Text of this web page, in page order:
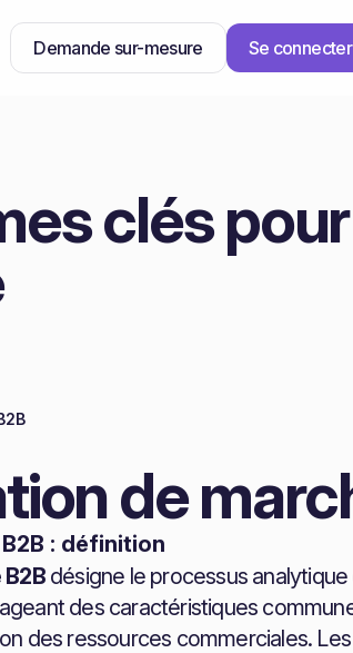
Demande sur-mesure Se connecter
clés pour
de
: définition
désigne le processus
des caractéristiques
des ressources commerciales.